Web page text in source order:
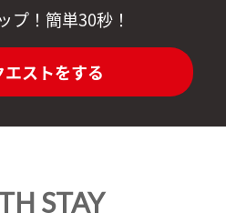
プ！簡単30秒！
ストをする
STAY